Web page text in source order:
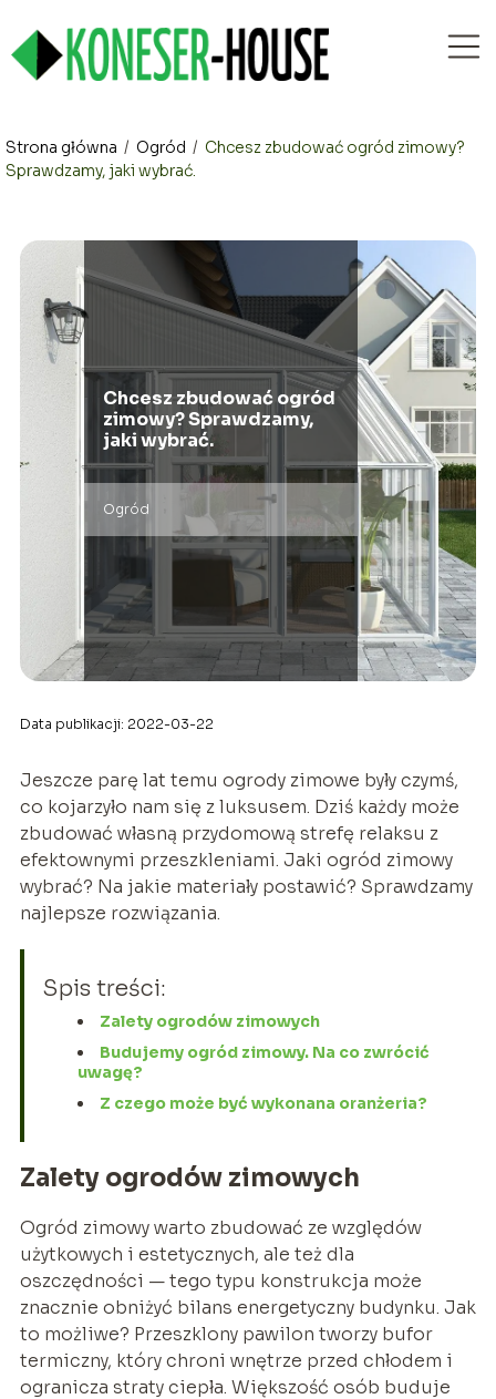
Strona główna / Ogród / Chcesz zbudować ogród zimowy?
Sprawdzamy, jaki wybrać.
Chcesz zbudować ogród
zimowy? Sprawdzamy,
jaki wybrać.
Ogród
Data publikacji: 2022-03-22
Jeszcze parę lat temu ogrody zimowe były czymś,
co kojarzyło nam się z luksusem. Dziś każdy może
zbudować własną przydomową strefę relaksu z
efektownymi przeszkleniami. Jaki ogród zimowy
wybrać? Na jakie materiały postawić? Sprawdzamy
najlepsze rozwiązania.
Spis treści:
Zalety ogrodów zimowych
Budujemy ogród zimowy. Na co zwrócić
uwagę?
Z czego może być wykonana oranżeria?
Zalety ogrodów zimowych
Ogród zimowy warto zbudować ze względów
użytkowych i estetycznych, ale też dla
oszczędności — tego typu konstrukcja może
znacznie obniżyć bilans energetyczny budynku. Jak
to możliwe? Przeszklony pawilon tworzy bufor
termiczny, który chroni wnętrze przed chłodem i
ogranicza straty ciepła. Większość osób buduje